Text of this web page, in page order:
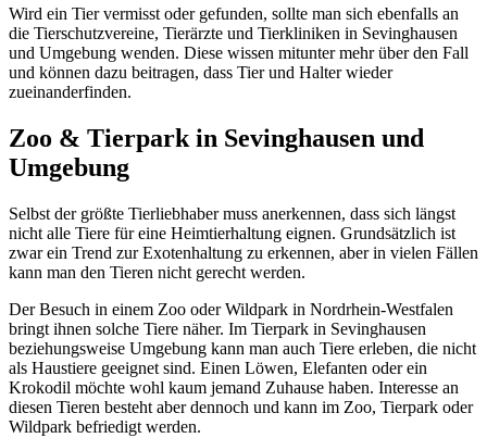
Wird ein Tier vermisst oder gefunden, sollte man sich ebenfalls an
die Tierschutzvereine, Tierärzte und Tierkliniken in Sevinghausen
und Umgebung wenden. Diese wissen mitunter mehr über den Fall
und können dazu beitragen, dass Tier und Halter wieder
zueinanderfinden.
Zoo & Tierpark in Sevinghausen und
Umgebung
Selbst der größte Tierliebhaber muss anerkennen, dass sich längst
nicht alle Tiere für eine Heimtierhaltung eignen. Grundsätzlich ist
zwar ein Trend zur Exotenhaltung zu erkennen, aber in vielen Fällen
kann man den Tieren nicht gerecht werden.
Der Besuch in einem Zoo oder Wildpark in Nordrhein-Westfalen
bringt ihnen solche Tiere näher. Im Tierpark in Sevinghausen
beziehungsweise Umgebung kann man auch Tiere erleben, die nicht
als Haustiere geeignet sind. Einen Löwen, Elefanten oder ein
Krokodil möchte wohl kaum jemand Zuhause haben. Interesse an
diesen Tieren besteht aber dennoch und kann im Zoo, Tierpark oder
Wildpark befriedigt werden.